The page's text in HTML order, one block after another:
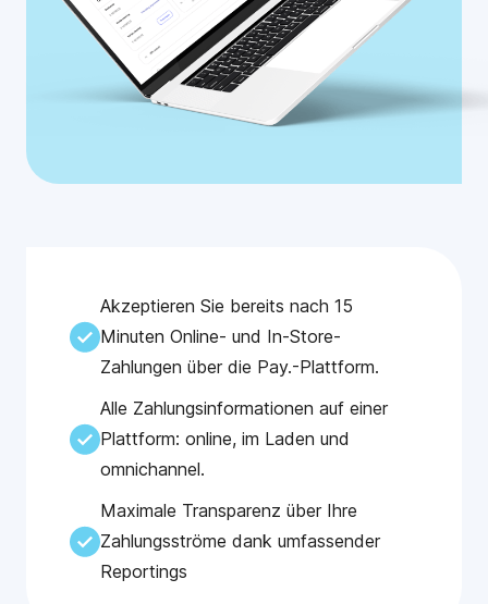
Akzeptieren Sie bereits nach 15
Minuten Online- und In-Store-
Zahlungen über die Pay.-Plattform.
Alle Zahlungsinformationen auf einer
Plattform: online, im Laden und
omnichannel.
Maximale Transparenz über Ihre
Zahlungsströme dank umfassender
Reportings